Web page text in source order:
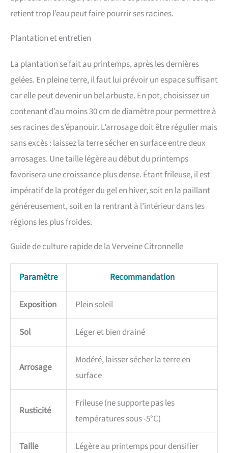
retient trop l’eau peut faire pourrir ses racines.
Plantation et entretien
La plantation se fait au printemps, après les dernières
gelées. En pleine terre, il faut lui prévoir un espace suffisant
car elle peut devenir un bel arbuste. En pot, choisissez un
contenant d’au moins 30 cm de diamètre pour permettre à
ses racines de s’épanouir. L’arrosage doit être régulier mais
sans excès : laissez la terre sécher en surface entre deux
arrosages. Une taille légère au début du printemps
favorisera une croissance plus dense. Étant frileuse, il est
impératif de la protéger du gel en hiver, soit en la paillant
généreusement, soit en la rentrant à l’intérieur dans les
régions les plus froides.
Guide de culture rapide de la Verveine Citronnelle
Paramètre Recommandation
Exposition Plein soleil
Sol Léger et bien drainé
Arrosage
Modéré, laisser sécher la terre en
surface
Rusticité
Frileuse (ne supporte pas les
températures sous -5°C)
Taille Légère au printemps pour densifier